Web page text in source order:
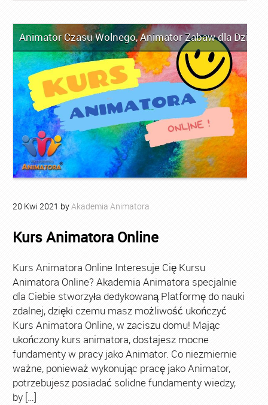
Animator Czasu Wolnego,Animator Zabaw dla Dzieci
20 Kwi 2021 byAkademia Animatora
Kurs Animatora Online
Kurs Animatora Online Interesuje Cię Kursu
Animatora Online? Akademia Animatora specjalnie
dla Ciebie stworzyła dedykowaną Platformę do nauki
zdalnej, dzięki czemu masz możliwość ukończyć
Kurs Animatora Online, w zaciszu domu! Mając
ukończony kurs animatora, dostajesz mocne
fundamenty w pracy jako Animator. Co niezmiernie
ważne, ponieważ wykonując pracę jako Animator,
potrzebujesz posiadać solidne fundamenty wiedzy,
by […]